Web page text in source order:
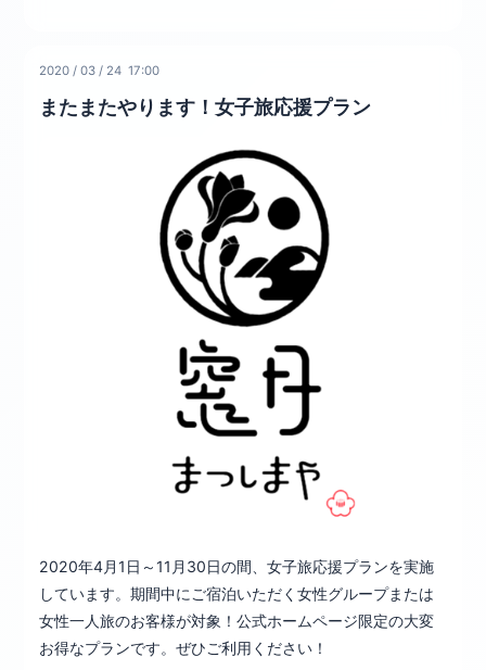
2020 /03 / 24 17:00
またまたやります！女子旅応援プラン
2020年4月1日～11月30日の間、女子旅応援プランを実施
しています。期間中にご宿泊いただく女性グループまたは
女性一人旅のお客様が対象！公式ホームページ限定の大変
お得なプランです。ぜひご利用ください！